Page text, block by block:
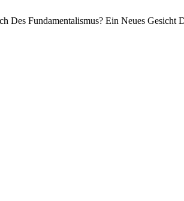
Des Fundamentalismus? Ein Neues Gesicht